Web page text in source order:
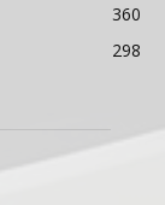
360
298